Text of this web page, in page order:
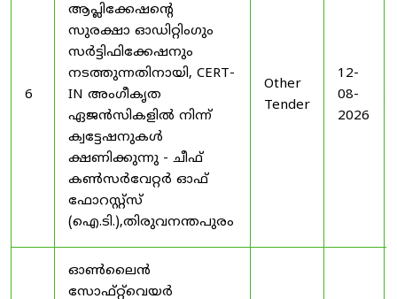
6
ആപ്ലിക്കേഷന്റെ
സുരക്ഷാ ഓഡിറ്റിംഗും
സർട്ടിഫിക്കേഷനും
നടത്തുന്നതിനായി, CERT-
IN അംഗീകൃത
ഏജൻസികളിൽ നിന്ന്
ക്വട്ടേഷനുകൾ
ക്ഷണിക്കുന്നു - ചീഫ്
കൺസർവേറ്റർ ഓഫ്
ഫോറസ്റ്റ്സ്
(ഐ.ടി.),തിരുവനന്തപുരം
Other
Tender
12-
08-
2026
ഓൺലൈൻ
സോഫ്റ്റ്‌വെയർ